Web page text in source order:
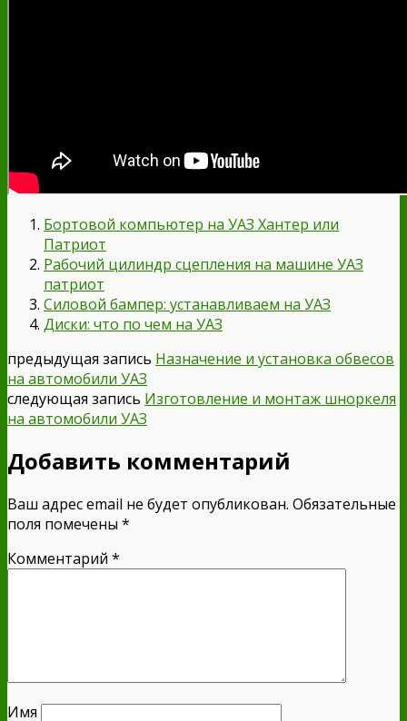
Бортовой компьютер на УАЗ Хантер или
Патриот
Рабочий цилиндр сцепления на машине УАЗ
патриот
Силовой бампер: устанавливаем на УАЗ
Диски: что по чем на УАЗ
предыдущая запись Назначение и установка обвесов
на автомобили УАЗ
следующая запись Изготовление и монтаж шноркеля
на автомобили УАЗ
Добавить комментарий
Ваш адрес email не будет опубликован. Обязательные
поля помечены *
Комментарий *
Имя